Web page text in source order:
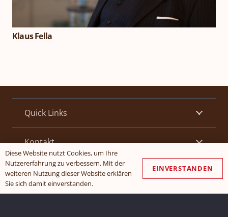
Klaus Fella
Quick Links
Kontakt
Öffnungszeiten
Diese Website nutzt Cookies, um Ihre
Nutzererfahrung zu verbessern. Mit der
weiteren Nutzung dieser Website erklären
Sie sich damit einverstanden.
EINVERSTANDEN